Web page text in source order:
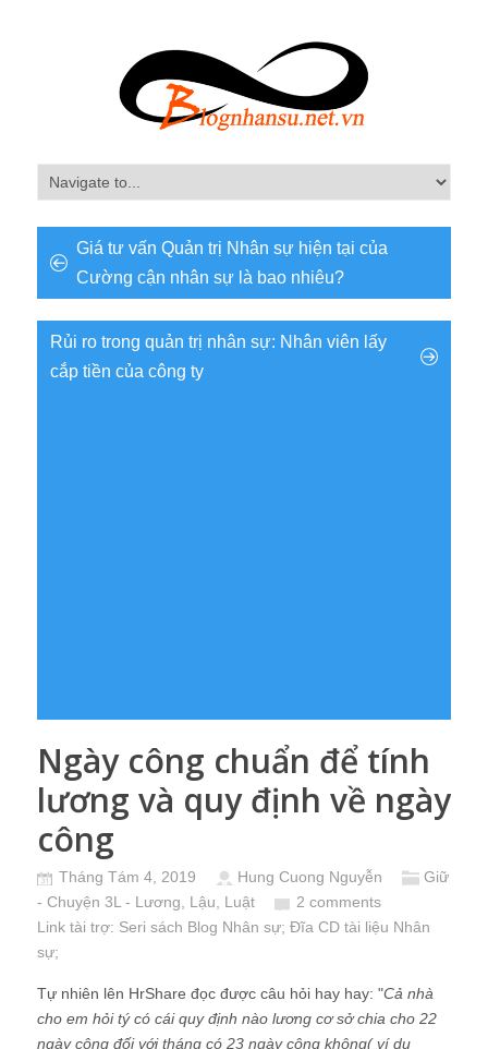
Giá tư vấn Quản trị Nhân sự hiện tại của
Cường cận nhân sự là bao nhiêu?
Rủi ro trong quản trị nhân sự: Nhân viên lấy
cắp tiền của công ty
Ngày công chuẩn để tính
lương và quy định về ngày
công
Tháng Tám 4, 2019 Hung Cuong Nguyễn
Giữ
- Chuyện 3L - Lương, Lậu, Luật
2 comments
Link tài trợ: Seri sách Blog Nhân sự; Đĩa CD tài liệu Nhân
sự;
Tự nhiên lên HrShare đọc được câu hỏi hay hay: "Cả nhà
cho em hỏi tý có cái quy định nào lương cơ sở chia cho 22
ngày công đối với tháng có 23 ngày công không( ví dụ